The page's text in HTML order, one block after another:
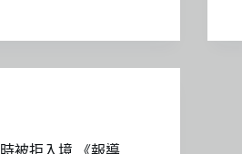
被拒入境 《報導